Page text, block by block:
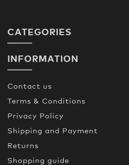
CATEGORIES
INFORMATION
Contact us
Terms & Conditions
Privacy Policy
Shipping and Payment
Returns
Shopping guide